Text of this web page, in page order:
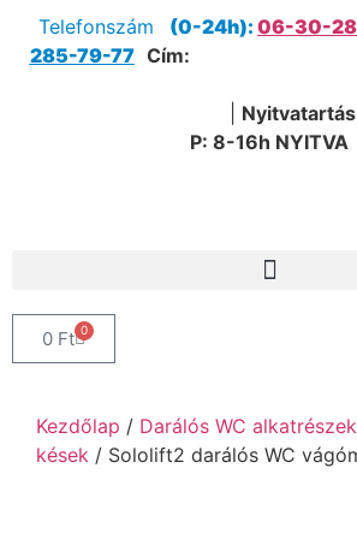
Telefonszám (0-24h): 06-30-
285-79-77 Cím:
P: 8-16h NYITVA
0 Ft 0
Kezdőlap / Darálós WC alkatrészek
kések / Sololift2 darálós WC